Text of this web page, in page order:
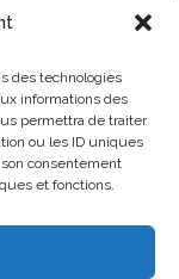
des technologies
informations des
permettra de traiter
ou les ID uniques
consentement
et fonctions.
Lullin,